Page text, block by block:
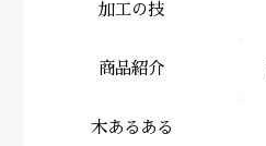
加工の技
商品紹介
木あるある